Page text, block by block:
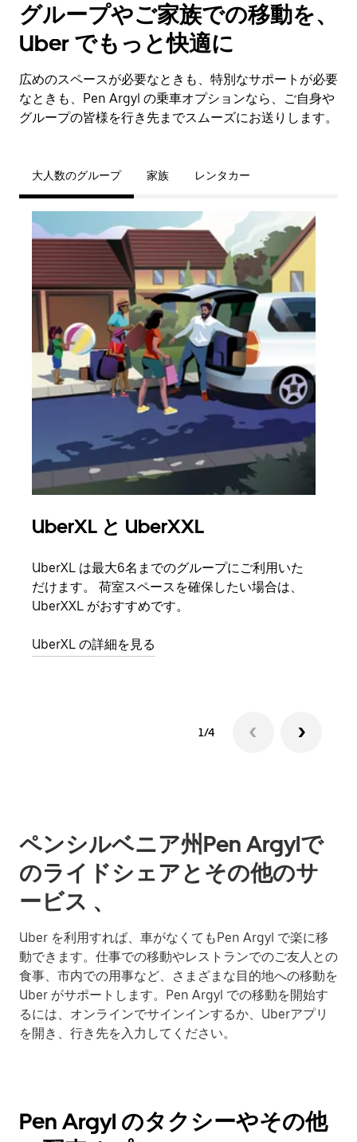
グループやご家族での移動を、
Uber でもっと快適に
広めのスペースが必要なときも、特別なサポートが必要
なときも、Pen Argyl の乗車オプションなら、ご自身や
グループの皆様を行き先までスムーズにお送りします。
大人数のグループ 家族 レンタカー
UberXL と UberXXL
UberXL は最大6名までのグループにご利用いた
だけます。 荷室スペースを確保したい場合は、
UberXXL がおすすめです。
UberXL の詳細を見る
1/4
ペンシルベニア州Pen Argylで
のライドシェアとその他のサ
ービス 、
Uber を利用すれば、車がなくてもPen Argyl で楽に移
動できます。仕事での移動やレストランでのご友人との
食事、市内での用事など、さまざまな目的地への移動を
Uber がサポートします。Pen Argyl での移動を開始す
るには、オンラインでサインインするか、Uberアプリ
を開き、行き先を入力してください。
Pen Argyl のタクシーやその他